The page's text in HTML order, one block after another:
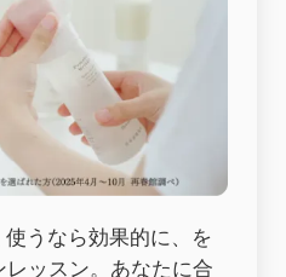
うなら効果的に、を
ッスン。あなたに合